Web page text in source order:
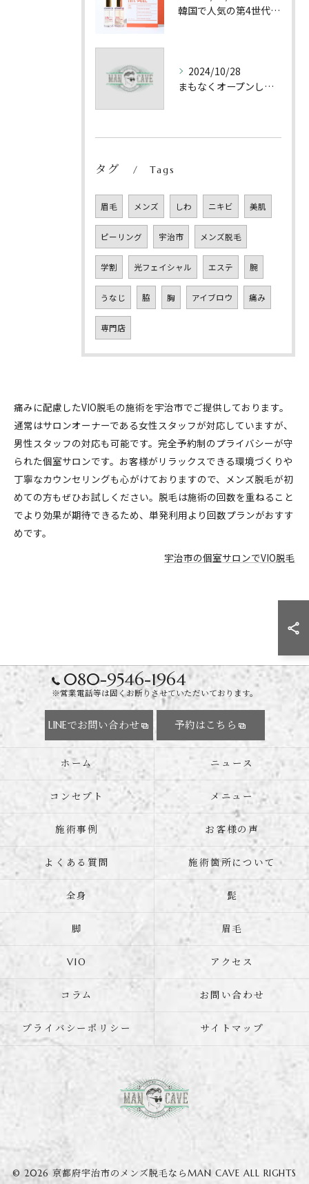
韓国で人気の第4世代のピーリングを導入しました！
2024/10/28
まもなくオープンして半年を迎えます😊
タグ Tags
眉毛 メンズ しわ ニキビ 美肌
ピーリング 宇治市 メンズ脱毛
学割 光フェイシャル エステ 腕
うなじ 脇 胸 アイブロウ 痛み
専門店
痛みに配慮したVIO脱毛の施術を宇治市でご提供しております。
通常はサロンオーナーである女性スタッフが対応していますが、
男性スタッフの対応も可能です。完全予約制のプライバシーが守
られた個室サロンです。お客様がリラックスできる環境づくりや
丁寧なカウンセリングも心がけておりますので、メンズ脱毛が初
めての方もぜひお試しください。脱毛は施術の回数を重ねること
でより効果が期待できるため、単発利用より回数プランがおすす
めです。
宇治市の個室サロンでVIO脱毛
080-9546-1964
※営業電話等は固くお断りさせていただいております。
LINEでお問い合わせ 予約はこちら
ホーム ニュース
コンセプト メニュー
施術事例 お客様の声
よくある質問 施術箇所について
全身 髭
脚 眉毛
VIO アクセス
コラム お問い合わせ
プライバシーポリシー サイトマップ
© 2026 京都府宇治市のメンズ脱毛ならMAN CAVE ALL RIGHTS